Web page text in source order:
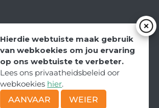
Hierdie webtuiste maak gebruik
van webkoekies om jou ervaring
op ons webtuiste te verbeter.
Lees ons privaatheidsbeleid oor
webkoekies hier.
AANVAAR
WEIER
NUUSBRIEF
e-poslys om die nuutste nuus en
ons span te ontvang.